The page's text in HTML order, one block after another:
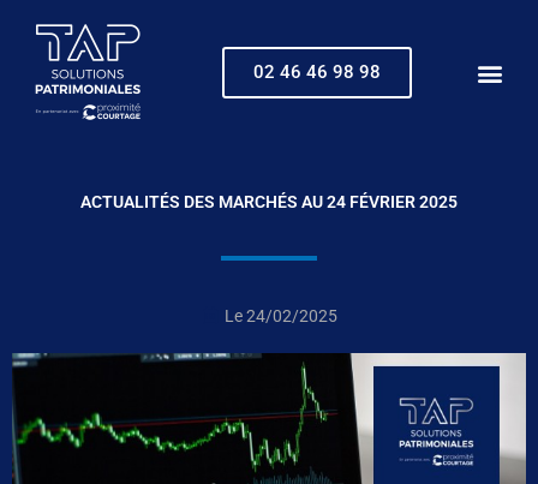
contenu
02 46 46 98 98
ACTUALITÉS DES MARCHÉS AU 24 FÉVRIER 2025
Le24/02/2025